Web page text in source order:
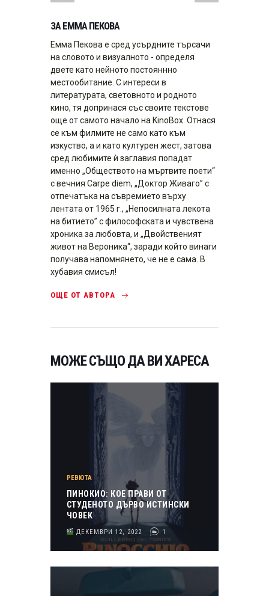
ЗА ЕММА ПЕКОВА
Емма Пекова е сред усърдните търсачи
на словото и визуалното - определя
двете като нейното постояннно
местообитание. С интереси в
литературата, световното и родното
кино, тя допринася със своите текстове
oще от самото начало на KinoBox. Отнася
се към филмите не само като към
изкуство, а и като културен жест, затова
сред любимите ѝ заглавия попадат
именно „Обществото на мъртвите поети“
с вечния Carpe diem, „Доктор Живаго” с
отпечатъка на съвремието върху
лентата от 1965 г., „Непосилната лекота
на битието” с философската и чувствена
хроника за любовта, и „Двойственият
живот на Вероника“, заради който винаги
получава напомнянето, че не е сама. В
хубавия смисъл!
ОЩЕ ОТ АВТОРА
МОЖЕ СЪЩО ДА ВИ ХАРЕСА
РЕВЮТА
ПИНОКИО: КОЕ ПРАВИ ОТ
СТУДЕНОТО ДЪРВО ИСТИНСКИ
ЧОВЕК
ДЕКЕМВРИ 12, 2022 1